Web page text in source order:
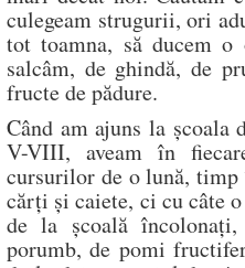
culegeam strugurii, ori
tot toamna, să ducem o
salcâm, de ghindă, de
fructe de pădure.
Când am ajuns la școala
V-VIII, aveam în
cursurilor de o lună, timp
cărți și caiete, ci cu câte
de la școală
porumb, de pomi